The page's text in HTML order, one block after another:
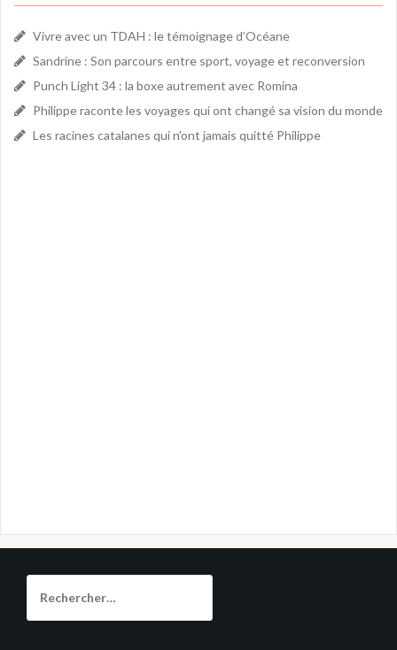
Vivre avec un TDAH : le témoignage d’Océane
Sandrine : Son parcours entre sport, voyage et reconversion
Punch Light 34 : la boxe autrement avec Romina
Philippe raconte les voyages qui ont changé sa vision du monde
Les racines catalanes qui n’ont jamais quitté Philippe